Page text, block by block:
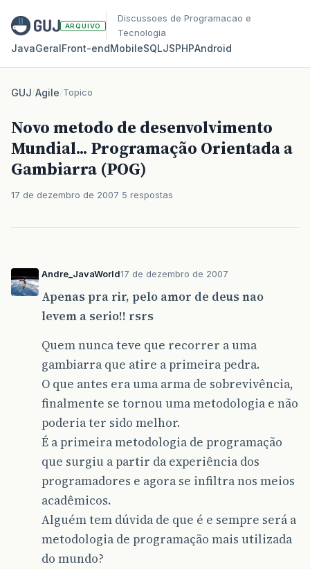
ARQUIVO
Discussoes de Programacao e
Tecnologia
JavaGeralFront‑endMobileSQLJSPHPAndroid
GUJ/Agile/Topico
Novo metodo de desenvolvimento
Mundial... Programação Orientada a
Gambiarra (POG)
17 de dezembro de 2007 5 respostas
Andre_JavaWorld17 de dezembro de 2007
Apenas pra rir, pelo amor de deus nao
levem a serio!! rsrs
Quem nunca teve que recorrer a uma
gambiarra que atire a primeira pedra.
O que antes era uma arma de sobrevivência,
finalmente se tornou uma metodologia e não
poderia ter sido melhor.
É a primeira metodologia de programação
que surgiu a partir da experiência dos
programadores e agora se infiltra nos meios
acadêmicos.
Alguém tem dúvida de que é e sempre será a
metodologia de programação mais utilizada
do mundo?